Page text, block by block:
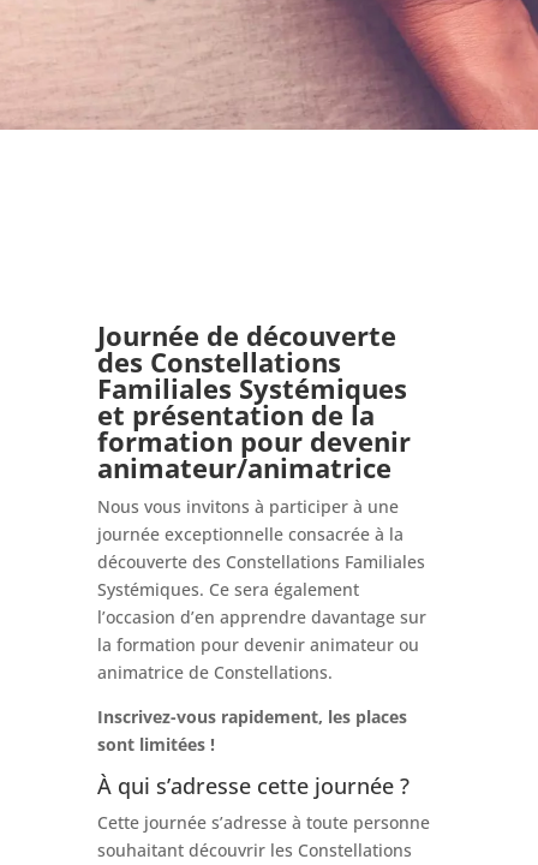
Journée de découverte
des Constellations
Familiales Systémiques
et présentation de la
formation pour devenir
animateur/animatrice
Nous vous invitons à participer à une
journée exceptionnelle consacrée à la
découverte des Constellations Familiales
Systémiques. Ce sera également
l’occasion d’en apprendre davantage sur
la formation pour devenir animateur ou
animatrice de Constellations.
Inscrivez-vous rapidement, les places
sont limitées !
À qui s’adresse cette journée ?
Cette journée s’adresse à toute personne
souhaitant découvrir les Constellations